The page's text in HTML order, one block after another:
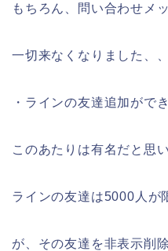
もちろん、問い合わせメ
一切来なくなりました、、
・ラインの友達追加がで
このあたりは有名だと思
ラインの友達は5000人が
が、その友達を非表示削除